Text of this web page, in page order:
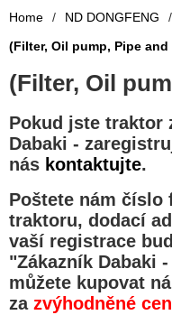
Home / ND DONGFENG /
(Filter, Oil pump, Pipe
(Filter, Oil
Pokud jste traktor
Dabaki -
nás kontaktujte.
Poštete nám číslo
traktoru, dodací
vaší registrace
"Zákazník Dabaki
můžete kupovat
za zvýhodněné